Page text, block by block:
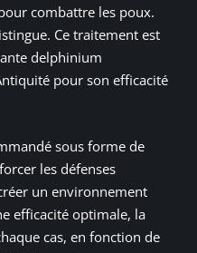
combattre les poux.
Ce traitement est
delphinium
pour son efficacité
sous forme de
les défenses
un environnement
efficacité optimale, la
cas, en fonction de